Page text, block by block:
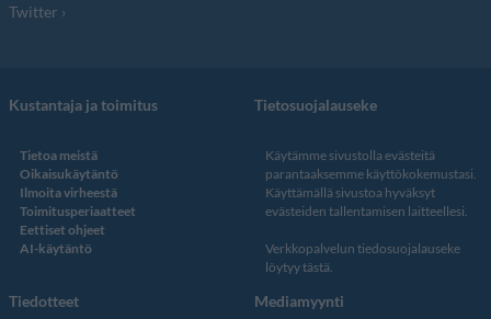
Twitter
Kustantaja ja toimitus
Tietoa meistä
Oikaisukäytäntö
Ilmoita virheestä
Toimitusperiaatteet
Eettiset ohjeet
AI-käytäntö
Tietosuojalauseke
Käytämme sivustolla evästeitä
parantaaksemme käyttökokemustasi.
Käyttämällä sivustoa hyväksyt
evästeiden tallentamisen laitteellesi.
Verkkopalvelun tiedosuojalauseke
löytyy tästä
Tiedotteet Mediamyynti